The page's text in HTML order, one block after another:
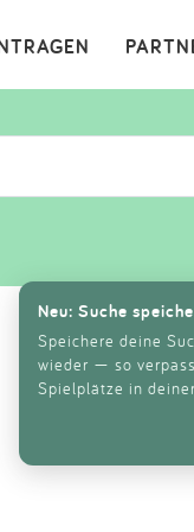
Neu: Suche
Speichere deine
wieder — so
Spielplätze in